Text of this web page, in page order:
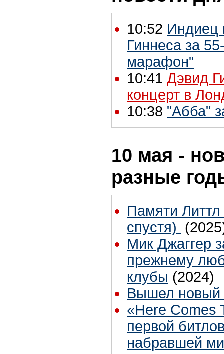
10:52 Индиец
Гиннеса за
марафон"
10:41 Дэвид
концерт в
10:38 "Абба"
10 мая -
разные
Памяти
спустя)
Мик Джаггер
прежнему
клубы (2024)
Вышел новый
«Here Comes
первой
набравшей